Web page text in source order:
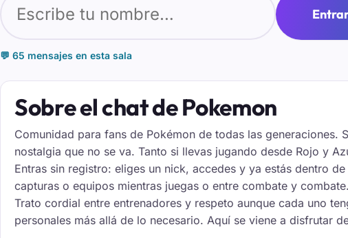
💬 65 mensajes en esta sala
Sobre el chat de Pokemon
Comunidad para fans de Pokémon de todas las
nostalgia que no se va. Tanto si llevas jugando desde Rojo y
Entras sin registro: eliges un nick, accedes y ya estás dentro
capturas o equipos mientras juegas o entre combate y combate.
Trato cordial entre entrenadores y respeto aunque cada uno
personales más allá de lo necesario. Aquí se viene a disfrutar